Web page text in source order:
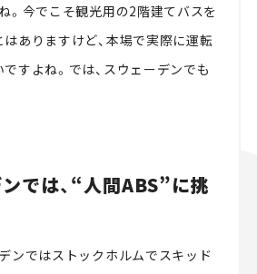
。今でこそ観光用の2階建てバスを
ありますけど、本場で実際に運転
すよね。では、スウェーデンでも
では、“人間ABS”に挑
ンではストックホルムでスキッド